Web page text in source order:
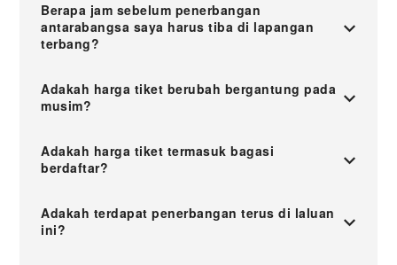
Berapa jam sebelum penerbangan
antarabangsa saya harus tiba di lapangan
terbang?
Adakah harga tiket berubah bergantung pada
musim?
Adakah harga tiket termasuk bagasi
berdaftar?
Adakah terdapat penerbangan terus di laluan
ini?